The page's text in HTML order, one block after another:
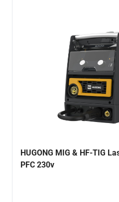
HUGONG MIG & HF-TIG
PFC 230v